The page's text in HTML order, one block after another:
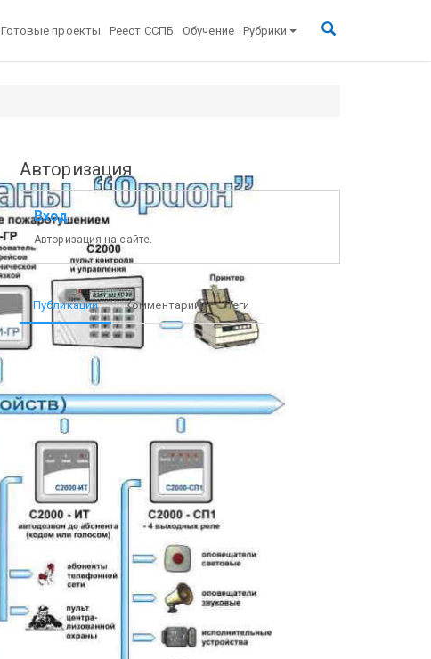
Готовые проекты Реест ССПБ Обучение Рубрики
Авторизация
Вход
Авторизация на сайте.
Публикации Комментарии Теги